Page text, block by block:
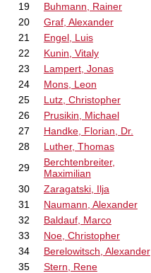
19
Buhmann, Rainer
20
Graf, Alexander
21
Engel, Luis
22
Kunin, Vitaly
23
Lampert, Jonas
24
Mons, Leon
25
Lutz, Christopher
26
Prusikin, Michael
27
Handke, Florian, Dr.
28
Luther, Thomas
29
Berchtenbreiter,
Maximilian
30
Zaragatski, Ilja
31
Naumann, Alexander
32
Baldauf, Marco
33
Noe, Christopher
34
Berelowitsch, Alexander
35
Stern, Rene